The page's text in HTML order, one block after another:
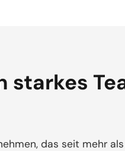
starkes
das seit mehr